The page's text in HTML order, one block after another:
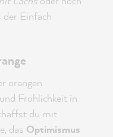
der Einfach
orangen
Fröhlichkeit in
du mit
das Optimismus